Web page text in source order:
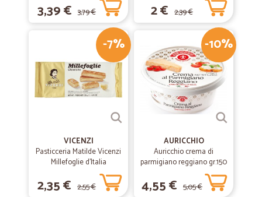
3,39 € 3,79 € 2 € 2,39 €
-7%
VICENZI
Pasticceria Matilde Vicenzi
Millefoglie d'Italia
Classiche 125 gr.
2,35 € 2,55 €
-10%
AURICCHIO
Auricchio crema di
parmigiano reggiano gr.150
4,55 € 5,05 €